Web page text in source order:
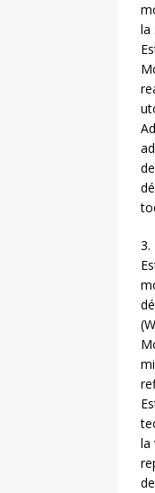
la
3.
la